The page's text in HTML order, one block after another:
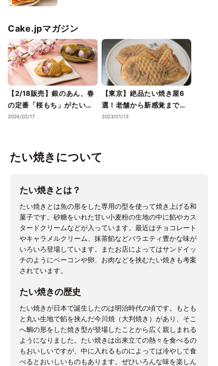
Cake.jpマガジン
【2/18販売】銀のあん、春
の定番「桜もち」がたい焼
きに転生！？もちもち白玉
2026/02/17
【東京】絶品たい焼き屋6
選！老舗から新感覚まで幅
広く紹介
2023/01/13
たい焼きについて
たい焼きとは？
たい焼きとは魚の形をした専用の型を使って焼き上げる和
菓子です。砂糖をいれた甘い小麦粉の生地の中に餡やカス
タードクリームなどが入っています。最近はチョコレート
やキャラメルクリーム、抹茶餡などバラエティ豊かな味が
いろいろ登場しています。またお店によってはサンドイッ
チのようにベーコンや卵、お肉などを挟むたい焼きも考案
されています。
たい焼きの歴史
たい焼きが日本で誕生したのは明治時代の頃です。もとも
と丸い生地で餡を挟んだ今川焼（大判焼き）があり、そこ
へ鯛の形をした焼き型が登場したことから広く親しまれる
ようになりました。たい焼きは出来立ての熱々を食べるの
もおいしいですが、中に入れるものによっては冷やして食
べるとおいしいものもあります。ぜひいろんな味を楽しん